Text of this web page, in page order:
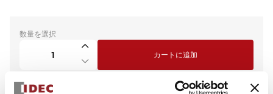
数量を選択
カートに追加